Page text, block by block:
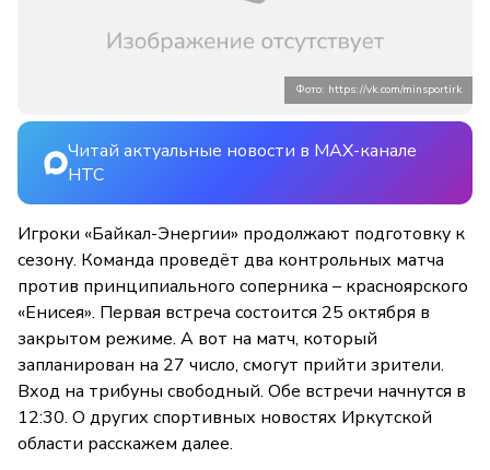
Фото: https://vk.com/minsportirk
Читай актуальные новости в MAX-канале
НТС
Игроки «Байкал-Энергии» продолжают подготовку к
сезону. Команда проведёт два контрольных матча
против принципиального соперника – красноярского
«Енисея». Первая встреча состоится 25 октября в
закрытом режиме. А вот на матч, который
запланирован на 27 число, смогут прийти зрители.
Вход на трибуны свободный. Обе встречи начнутся в
12:30. О других спортивных новостях Иркутской
области расскажем далее.